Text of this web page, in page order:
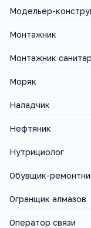
Модельер-
Монтажник
Монтажник
Моряк
Наладчик
Нефтяник
Нутрициолог
Обувщик-
Огранщик алмазов
Оператор связи